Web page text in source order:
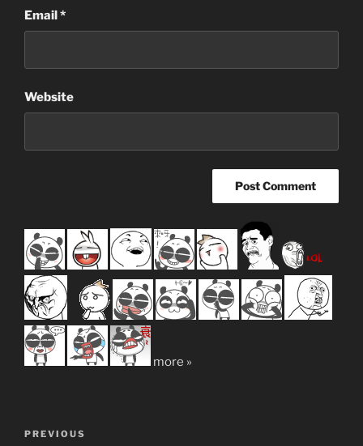
Email*
Website
more »
Previous
PREVIOUS